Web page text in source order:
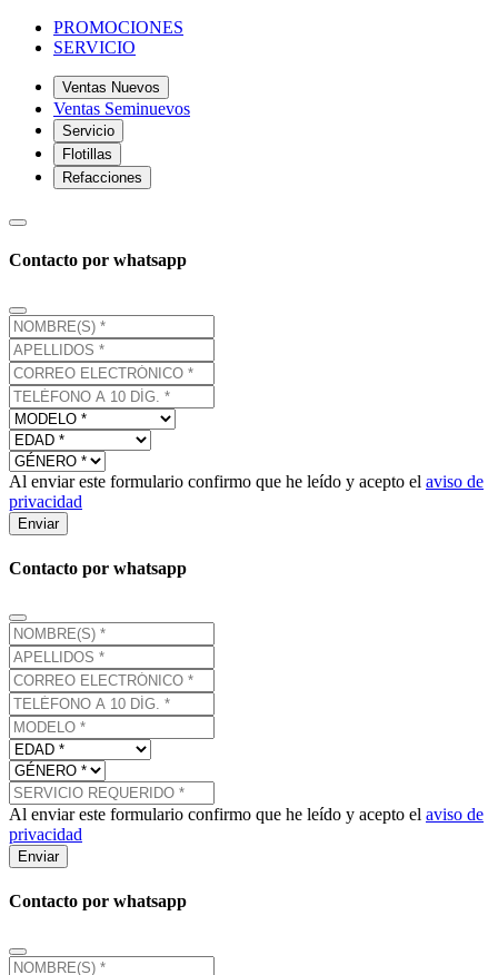
PROMOCIONES
SERVICIO
Ventas Nuevos
Ventas Seminuevos
Servicio
Flotillas
Refacciones
Contacto por whatsapp
Al enviar este formulario confirmo que he leído y acepto el aviso de
privacidad
Enviar
Contacto por whatsapp
Al enviar este formulario confirmo que he leído y acepto el aviso de
privacidad
Enviar
Contacto por whatsapp